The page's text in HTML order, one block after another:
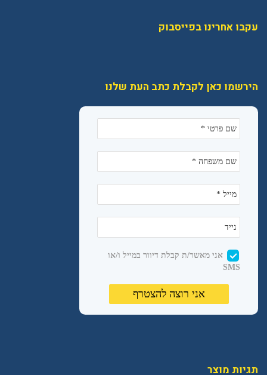
עקבו אחרינו בפייסבוק
הירשמו כאן לקבלת כתב העת שלנו
תגיות מוצר